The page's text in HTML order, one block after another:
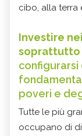
cibo, alla terra
Investire
soprattutto
configurarsi
poveri e
Tutte le più
occupano di